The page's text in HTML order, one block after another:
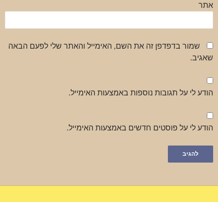
אתר
שמור בדפדפן זה את השם, האימייל והאתר שלי לפעם הבאה
שאגיב.
הודע לי על תגובות נוספות באמצעות האימייל.
הודע לי על פוסטים חדשים באמצעות האימייל.